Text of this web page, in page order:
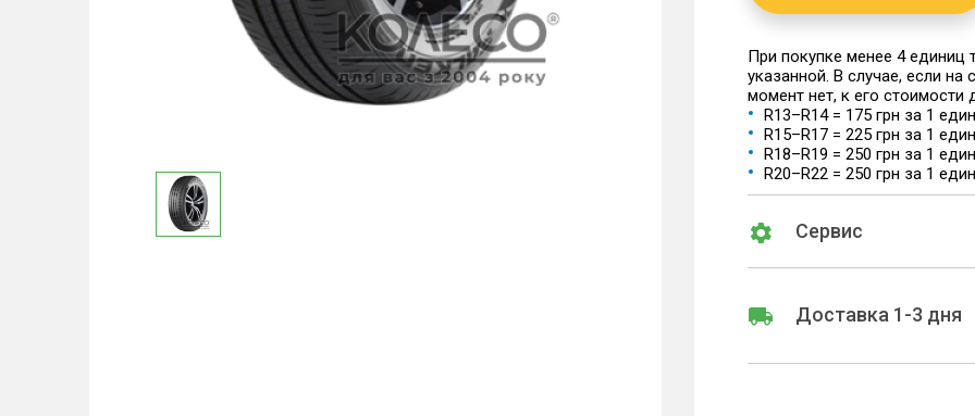
При покупке менее 4
указанной. В случае, если
момент нет, к его стоимости
R13–R14 = 175 грн за 1
R15–R17 = 225 грн за 1
R18–R19 = 250 грн за 1
R20–R22 = 250 грн за 1
Сервис
Доставка 1-3 дня